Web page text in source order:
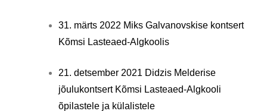
31. märts 2022 Miks Galvanovskise kontsert
Kõmsi Lasteaed-Algkoolis
21. detsember 2021 Didzis Melderise
jõulukontsert Kõmsi Lasteaed-Algkooli
õpilastele ja külalistele